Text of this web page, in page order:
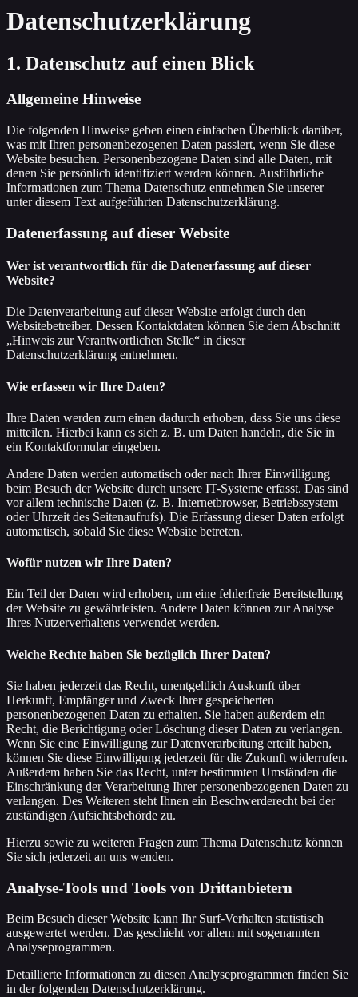
Datenschutz­erklärung
1. Datenschutz auf einen Blick
Allgemeine Hinweise
Die folgenden Hinweise geben einen einfachen Überblick darüber,
was mit Ihren personenbezogenen Daten passiert, wenn Sie diese
Website besuchen. Personenbezogene Daten sind alle Daten, mit
denen Sie persönlich identifiziert werden können. Ausführliche
Informationen zum Thema Datenschutz entnehmen Sie unserer
unter diesem Text aufgeführten Datenschutzerklärung.
Datenerfassung auf dieser Website
Wer ist verantwortlich für die Datenerfassung auf dieser
Website?
Die Datenverarbeitung auf dieser Website erfolgt durch den
Websitebetreiber. Dessen Kontaktdaten können Sie dem Abschnitt
„Hinweis zur Verantwortlichen Stelle“ in dieser
Datenschutzerklärung entnehmen.
Wie erfassen wir Ihre Daten?
Ihre Daten werden zum einen dadurch erhoben, dass Sie uns diese
mitteilen. Hierbei kann es sich z. B. um Daten handeln, die Sie in
ein Kontaktformular eingeben.
Andere Daten werden automatisch oder nach Ihrer Einwilligung
beim Besuch der Website durch unsere IT-Systeme erfasst. Das sind
vor allem technische Daten (z. B. Internetbrowser, Betriebssystem
oder Uhrzeit des Seitenaufrufs). Die Erfassung dieser Daten erfolgt
automatisch, sobald Sie diese Website betreten.
Wofür nutzen wir Ihre Daten?
Ein Teil der Daten wird erhoben, um eine fehlerfreie Bereitstellung
der Website zu gewährleisten. Andere Daten können zur Analyse
Ihres Nutzerverhaltens verwendet werden.
Welche Rechte haben Sie bezüglich Ihrer Daten?
Sie haben jederzeit das Recht, unentgeltlich Auskunft über
Herkunft, Empfänger und Zweck Ihrer gespeicherten
personenbezogenen Daten zu erhalten. Sie haben außerdem ein
Recht, die Berichtigung oder Löschung dieser Daten zu verlangen.
Wenn Sie eine Einwilligung zur Datenverarbeitung erteilt haben,
können Sie diese Einwilligung jederzeit für die Zukunft widerrufen.
Außerdem haben Sie das Recht, unter bestimmten Umständen die
Einschränkung der Verarbeitung Ihrer personenbezogenen Daten zu
verlangen. Des Weiteren steht Ihnen ein Beschwerderecht bei der
zuständigen Aufsichtsbehörde zu.
Hierzu sowie zu weiteren Fragen zum Thema Datenschutz können
Sie sich jederzeit an uns wenden.
Analyse-Tools und Tools von Dritt­anbietern
Beim Besuch dieser Website kann Ihr Surf-Verhalten statistisch
ausgewertet werden. Das geschieht vor allem mit sogenannten
Analyseprogrammen.
Detaillierte Informationen zu diesen Analyseprogrammen finden Sie
in der folgenden Datenschutzerklärung.